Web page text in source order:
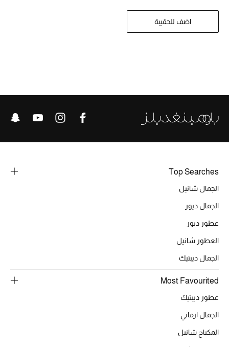
جميع الأحذية النسائية
جميع الإكسسورات النسائية
تسوقوا للنساء
الموسم الجديد
الحقائب النسائية
اضف للحقيبة
Top Searches
الجمال شانيل
الجمال ديور
عطور ديور
العطور شانيل
الجمال ديبتيك
Most Favourited
عطور ديبتيك
الجمال ارماني
المكياج شانيل